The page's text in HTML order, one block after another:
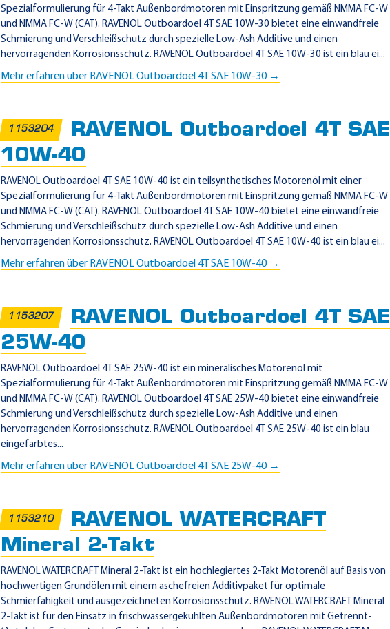
Spezialformulierung für 4-Takt Außenbordmotoren mit Einspritzung gemäß NMMA FC-W
und NMMA FC-W (CAT). RAVENOL Outboardoel 4T SAE 10W-30 bietet eine einwandfreie
Schmierung und Verschleißschutz durch spezielle Low-Ash Additive und einen
hervorragenden Korrosionsschutz. RAVENOL Outboardoel 4T SAE 10W-30 ist ein blau ei...
Mehr erfahren über RAVENOL Outboardoel 4T SAE 10W-30 →
1153204
RAVENOL Outboardoel 4T SAE
10W-40
RAVENOL Outboardoel 4T SAE 10W-40 ist ein teilsynthetisches Motorenöl mit einer
Spezialformulierung für 4-Takt Außenbordmotoren mit Einspritzung gemäß NMMA FC-W
und NMMA FC-W (CAT). RAVENOL Outboardoel 4T SAE 10W-40 bietet eine einwandfreie
Schmierung und Verschleißschutz durch spezielle Low-Ash Additive und einen
hervorragenden Korrosionsschutz. RAVENOL Outboardoel 4T SAE 10W-40 ist ein blau ei...
Mehr erfahren über RAVENOL Outboardoel 4T SAE 10W-40 →
1153207
RAVENOL Outboardoel 4T SAE
25W-40
RAVENOL Outboardoel 4T SAE 25W-40 ist ein mineralisches Motorenöl mit
Spezialformulierung für 4-Takt Außenbordmotoren mit Einspritzung gemäß NMMA FC-W
und NMMA FC-W (CAT). RAVENOL Outboardoel 4T SAE 25W-40 bietet eine einwandfreie
Schmierung und Verschleißschutz durch spezielle Low-Ash Additive und einen
hervorragenden Korrosionsschutz. RAVENOL Outboardoel 4T SAE 25W-40 ist ein blau
eingefärbtes...
Mehr erfahren über RAVENOL Outboardoel 4T SAE 25W-40 →
1153210
RAVENOL WATERCRAFT
Mineral 2-Takt
RAVENOL WATERCRAFT Mineral 2-Takt ist ein hochlegiertes 2-Takt Motorenöl auf Basis von
hochwertigen Grundölen mit einem aschefreien Additivpaket für optimale
Schmierfähigkeit und ausgezeichneten Korrosionsschutz. RAVENOL WATERCRAFT Mineral
2-Takt ist für den Einsatz in frischwassergekühlten Außenbordmotoren mit Getrennt-